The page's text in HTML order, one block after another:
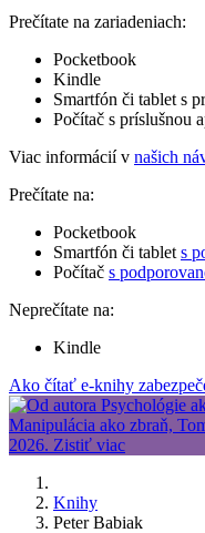
Prečítate na zariadeniach:
Pocketbook
Kindle
Smartfón či tablet s
Počítač s príslušnou
Viac informácií v našich
Prečítate na:
Pocketbook
Smartfón či tablet s
Počítač s
Neprečítate na:
Kindle
Ako čítať e-knihy
Knihy
Peter Babiak